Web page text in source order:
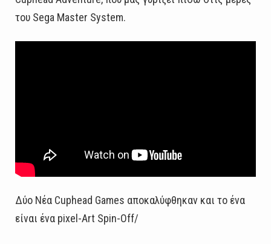
του Sega Master System.
Δύο Νέα Cuphead Games αποκαλύφθηκαν και το ένα
είναι ένα pixel-Art Spin-Off/